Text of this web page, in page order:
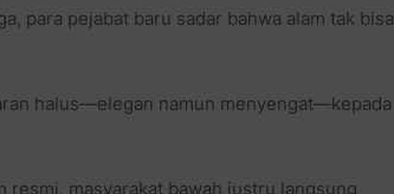
para pejabat baru sadar bahwa alam tak bisa
halus—elegan namun menyengat—kepada
resmi, masyarakat bawah justru langsung